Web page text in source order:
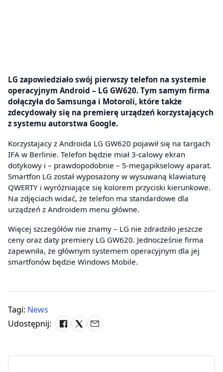
LG zapowiedziało swój pierwszy telefon na systemie
operacyjnym Android – LG GW620. Tym samym firma
dołączyła do Samsunga i Motoroli, które także
zdecydowały się na premierę urządzeń korzystających
z systemu autorstwa Google.
Korzystajacy z Androida LG GW620 pojawił się na targach
IFA w Berlinie. Telefon będzie miał 3-calowy ekran
dotykowy i – prawdopodobnie – 5-megapikselowy aparat.
Smartfon LG został wyposażony w wysuwaną klawiaturę
QWERTY i wyróżniające się kolorem przyciski kierunkowe.
Na zdjęciach widać, że telefon ma standardowe dla
urządzeń z Androidem menu główne.
Więcej szczegółów nie znamy – LG nie zdradziło jeszcze
ceny oraz daty premiery LG GW620. Jednocześnie firma
zapewniła, że głównym systemem operacyjnym dla jej
smartfonów będzie Windows Mobile.
Tagi: News
Udostępnij: